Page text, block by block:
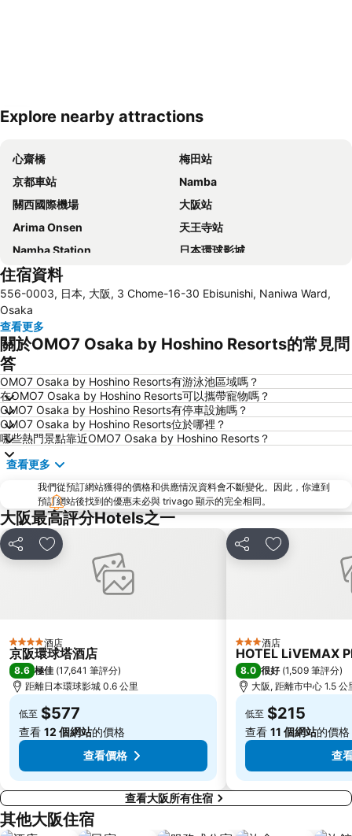
展開地圖
Explore nearby attractions
心齋橋
梅田站
京都車站
Namba
關西國際機場
大阪站
Arima Onsen
天王寺站
Namba Station
日本環球影城
道頓崛
神戶三宮車站
Namba City
心齋橋站
大阪城
道頓堀
嵐山竹林
清水寺
Rinku Town Station
Yodoyabashi Station
Osaka City Air Terminal
奈良車站
神戶車站
Karasuma Station
Kitahama Station
京都市役所前車站
Osaka Castle
二條城
Kyobashi Station
Kyoto Tower
Hankyu Umeda Honten
Nishikujo Station
伏尾溫泉
Kawaramachi Station
Sakaisuji Hommachi Station
住宿資料
556-0003, 日本, 大阪, 3 Chome-16-30 Ebisunishi, Naniwa Ward,
Osaka
查看更多
關於OMO7 Osaka by Hoshino Resorts的常見問
答
OMO7 Osaka by Hoshino Resorts有游泳池區域嗎？
在OMO7 Osaka by Hoshino Resorts可以攜帶寵物嗎？
OMO7 Osaka by Hoshino Resorts有停車設施嗎？
OMO7 Osaka by Hoshino Resorts位於哪裡？
哪些熱門景點靠近OMO7 Osaka by Hoshino Resorts？
查看更多
我們從預訂網站獲得的價格和供應情況資料會不斷變化。因此，你連到
預訂網站後找到的優惠未必與 trivago 顯示的完全相同。
大阪最高評分Hotels之一
分享 放到收藏夾
4 星級 酒店
京阪環球塔酒店
8.6 極佳 (17,641 筆評分)
距離日本環球影城 0.6 公里
低至 $577
查看 12 個網站的價格
查看價格
分享 放到收藏夾
3 星級酒店
HOTEL LiVEMAX
8.0 很好 (1,509 筆評分)
大阪, 距離市中心 1.5 公
低至 $215
查看 11 個網站的價格
查
查看大阪所有住宿
其他大阪住宿